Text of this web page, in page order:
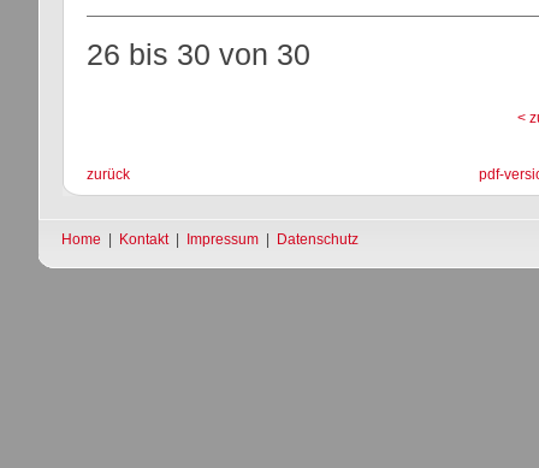
26 bis 30 von 30
<
zurück pdf-
Home | Kontakt| Impressum | Datenschutz